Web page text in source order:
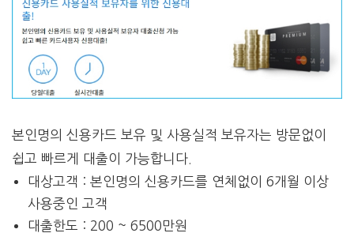
본인명의 신용카드 보유 및 사용실적 보유자는 방문없이
쉽고 빠르게 대출이 가능합니다.
대상고객 : 본인명의 신용카드를 연체없이 6개월 이상
사용중인 고객
대출한도 : 200 ~ 6500만원